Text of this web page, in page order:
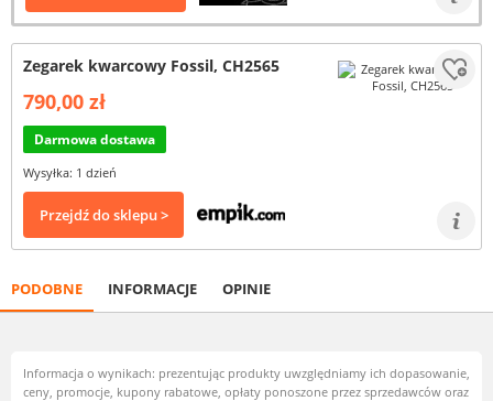
Zegarek kwarcowy Fossil, CH2565
790,00 zł
Darmowa dostawa
Wysyłka: 1 dzień
Przejdź do sklepu >
PODOBNE INFORMACJE OPINIE
Informacja o wynikach: prezentując produkty uwzględniamy ich dopasowanie,
ceny, promocje, kupony rabatowe, opłaty ponoszone przez sprzedawców oraz